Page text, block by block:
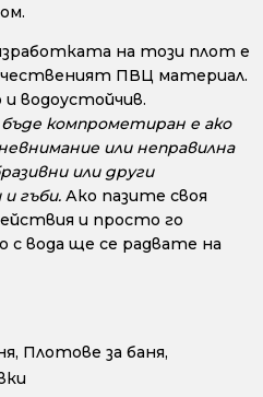
на този плот е
ПВЦ материал.
водоустойчив.
компрометиран е ако
или неправилна
или други
гъби. Ако пазите своя
и просто го
вода ще се радвате на
, Плотове за баня,